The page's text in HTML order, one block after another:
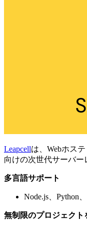
Leapcellは、Webホス
向けの次世代サーバー
多言語サポート
Node.js、Python
無制限のプロジェクト